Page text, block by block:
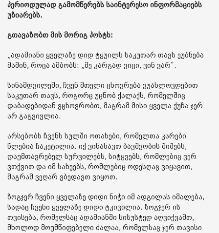
პერიოდულად გამომწერებს საინტერესო ინფორმაციებს
უზიარებს.
გთავაზობთ მის მორიგ პოსტს:
„ადამიანი ყველაზე დიდ ტყუილს საკუთარ თავს ეუბნება
მაშინ, როცა ამბობს: „მე კარგად ვიცი, ვინ ვარ“.
სინამდვილეში, ჩვენ მთელი ცხოვრება ვუახლოვდებით
საკუთარ თავს, როგორც უცნობ ქალაქს, რომელშიც
დაბადებიდან ვცხოვრობთ, მაგრამ მისი ყველა ქუჩა ჯერ
არ გაგვივლია.
არსებობს ჩვენს სულში ოთახები, რომელთა კარები
წლებია ჩაკეტილია. იქ ვინახავთ ბავშვობის შიშებს,
დაუმთავრებელ სურვილებს, სიტყვებს, რომლებიც ვერ
ვთქვით და იმ სახეებს, რომლებიც ოდესღაც ვიყავით,
მაგრამ ვეღარ ვბედავთ ვიყოთ.
ზოგჯერ ჩვენი ყველაზე დიდი ნიჭი იმ ადგილას იმალება,
სადაც ჩვენი ყველაზე დიდი ტკივილია. ზოგჯერ ის
თვისება, რომელსაც ადამიანში სისუსტედ აღვიქვამთ,
მხოლოდ მოუმწიფებელი ძალაა, რომელსაც ჯერ თავისი